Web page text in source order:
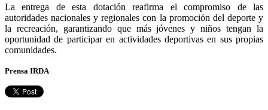
La entrega de esta dotación reafirma el compromiso de las
autoridades nacionales y regionales con la promoción del deporte y
la recreación, garantizando que más jóvenes y niños tengan la
oportunidad de participar en actividades deportivas en sus propias
comunidades.
Prensa IRDA